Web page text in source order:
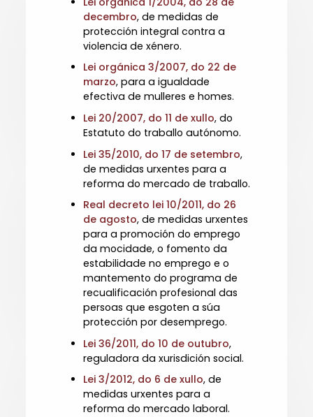
decembro, de medidas de
protección integral contra a
violencia de xénero.
Lei orgánica 3/2007, do 22 de
marzo, para a igualdade
efectiva de mulleres e homes.
Lei 20/2007, do 11 de xullo, do
Estatuto do traballo autónomo.
Lei 35/2010, do 17 de setembro,
de medidas urxentes para a
reforma do mercado de traballo.
Real decreto lei 10/2011, do 26
de agosto, de medidas urxentes
para a promoción do emprego
da mocidade, o fomento da
estabilidade no emprego e o
mantemento do programa de
recualificación profesional das
persoas que esgoten a súa
protección por desemprego.
Lei 36/2011, do 10 de outubro,
reguladora da xurisdición social.
Lei 3/2012, do 6 de xullo, de
medidas urxentes para a
reforma do mercado laboral.